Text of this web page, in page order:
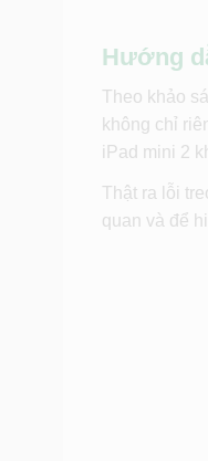
Hướng
Theo khảo
không chỉ
iPad mini 2
Thật ra lỗi
quan và để